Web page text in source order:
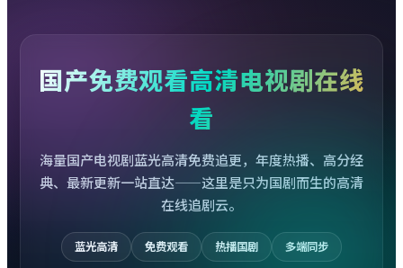
国产免费观看高清电视剧在线
看
海量国产电视剧蓝光高清免费追更，年度热播、高分经
典、最新更新一站直达——这里是只为国剧而生的高清
在线追剧云。
蓝光高清 免费观看 热播国剧 多端同步